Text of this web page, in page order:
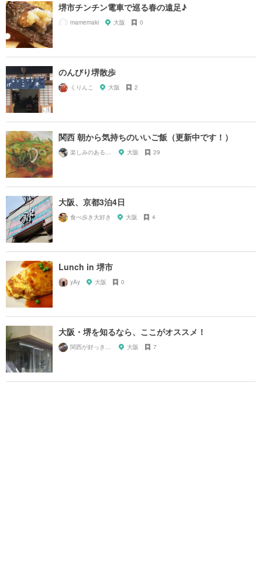
堺市チンチン電車で巡る春の遠足♪
mamemaki 大阪 0
のんびり堺散歩
くりんこ 大阪 2
関西 朝から気持ちのいいご飯（更新中です！）
楽しみのある生活！ 大阪 29
大阪、京都3泊4日
食べ歩き大好き 大阪 4
Lunch in 堺市
yAy 大阪 0
大阪・堺を知るなら、ここがオススメ！
関西が好っきゃねん 大阪 7